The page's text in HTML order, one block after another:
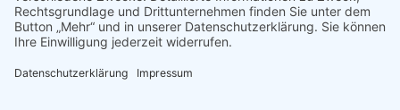
Anmeldung Newsletter BBSB-Inform
Unser Newsletter für Unterstützer